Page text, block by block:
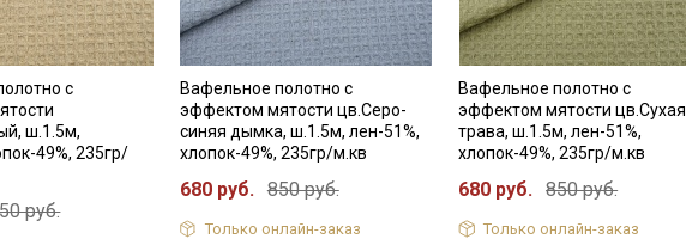
с
ш.1.5м,
49%, 235гр/
руб.
Вафельное полотно с
эффектом мятости цв.Серо-
синяя дымка, ш.1.5м, лен-51%,
хлопок-49%, 235гр/м.кв
680 руб. 850 руб.
Только онлайн-заказ
Вафельное полотно с
эффектом мятости цв.Сухая
трава, ш.1.5м, лен-51%,
хлопок-49%, 235гр/м.кв
680 руб. 850 руб.
Только онлайн-заказ
ДаюСогласие на получение рекламных и
информационных рассылок